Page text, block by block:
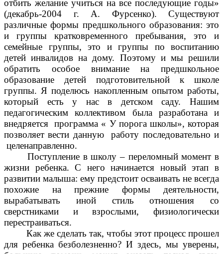
отбить желание учиться на все последующие годы»
(декабрь-2004 г. А. Фурсенко). Существуют
различные формы предшкольного образования: это
и группы кратковременного пребывания, это и
семейные группы, это и группы по воспитанию
детей инвалидов на дому. Поэтому и мы решили
обратить особое внимание на предшкольное
образование детей подготовительной к школе
группы. Я поделюсь накопленным опытом работы,
который есть у нас в детском саду. Нашим
педагогическим коллективом была разработана и
внедряется программа « У порога школы», которая
позволяет вести данную работу последовательно и
целенаправленно.
Поступление в школу – переломный момент в
жизни ребенка. С него начинается новый этап в
развитии малыша: ему предстоит осваивать не всегда
похожие на прежние формы деятельности,
вырабатывать иной стиль отношения со
сверстниками и взрослыми, физиологически
перестраиваться.
Как же сделать так, чтобы этот процесс прошел
для ребенка безболезненно? И здесь, мы уверены,